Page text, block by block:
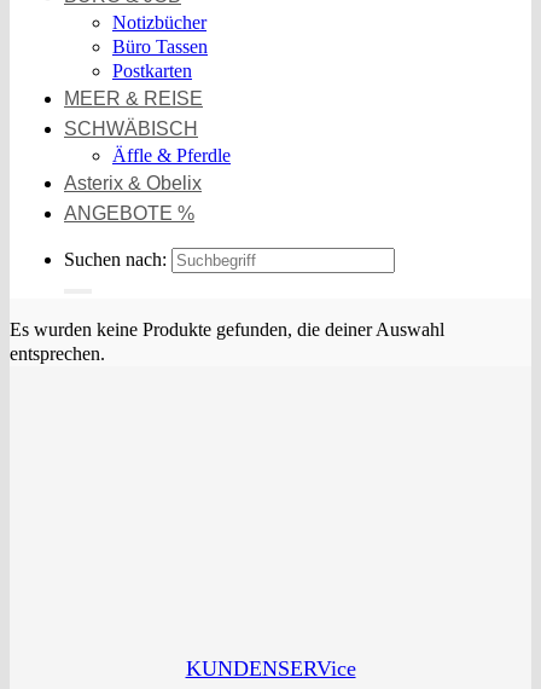
Notizbücher
Büro Tassen
Postkarten
MEER & REISE
SCHWÄBISCH
Äffle & Pferdle
Asterix & Obelix
ANGEBOTE %
Suchen nach:
Es wurden keine Produkte gefunden, die deiner Auswahl
entsprechen.
KUNDENSERVice